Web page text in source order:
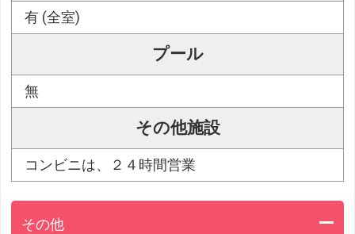
有 (全室)
プール
無
その他施設
コンビニは、２４時間営業
その他